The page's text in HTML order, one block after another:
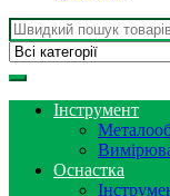
Search
for:
Інструмент
Оснастка